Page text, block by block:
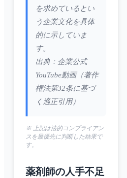
を求めているとい
う企業文化を具体
的に示していま
す。
出典：企業公式
YouTube動画（著作
権法第32条に基づ
く適正引用）
※ 上記は法的コンプライアン
スを最優先に判断した結果で
す。
薬剤師の人手不足